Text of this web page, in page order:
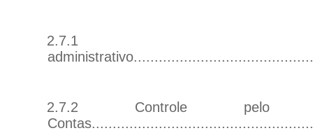
2.7.1
administrativo
2.7.2 Controle pelo
Contas